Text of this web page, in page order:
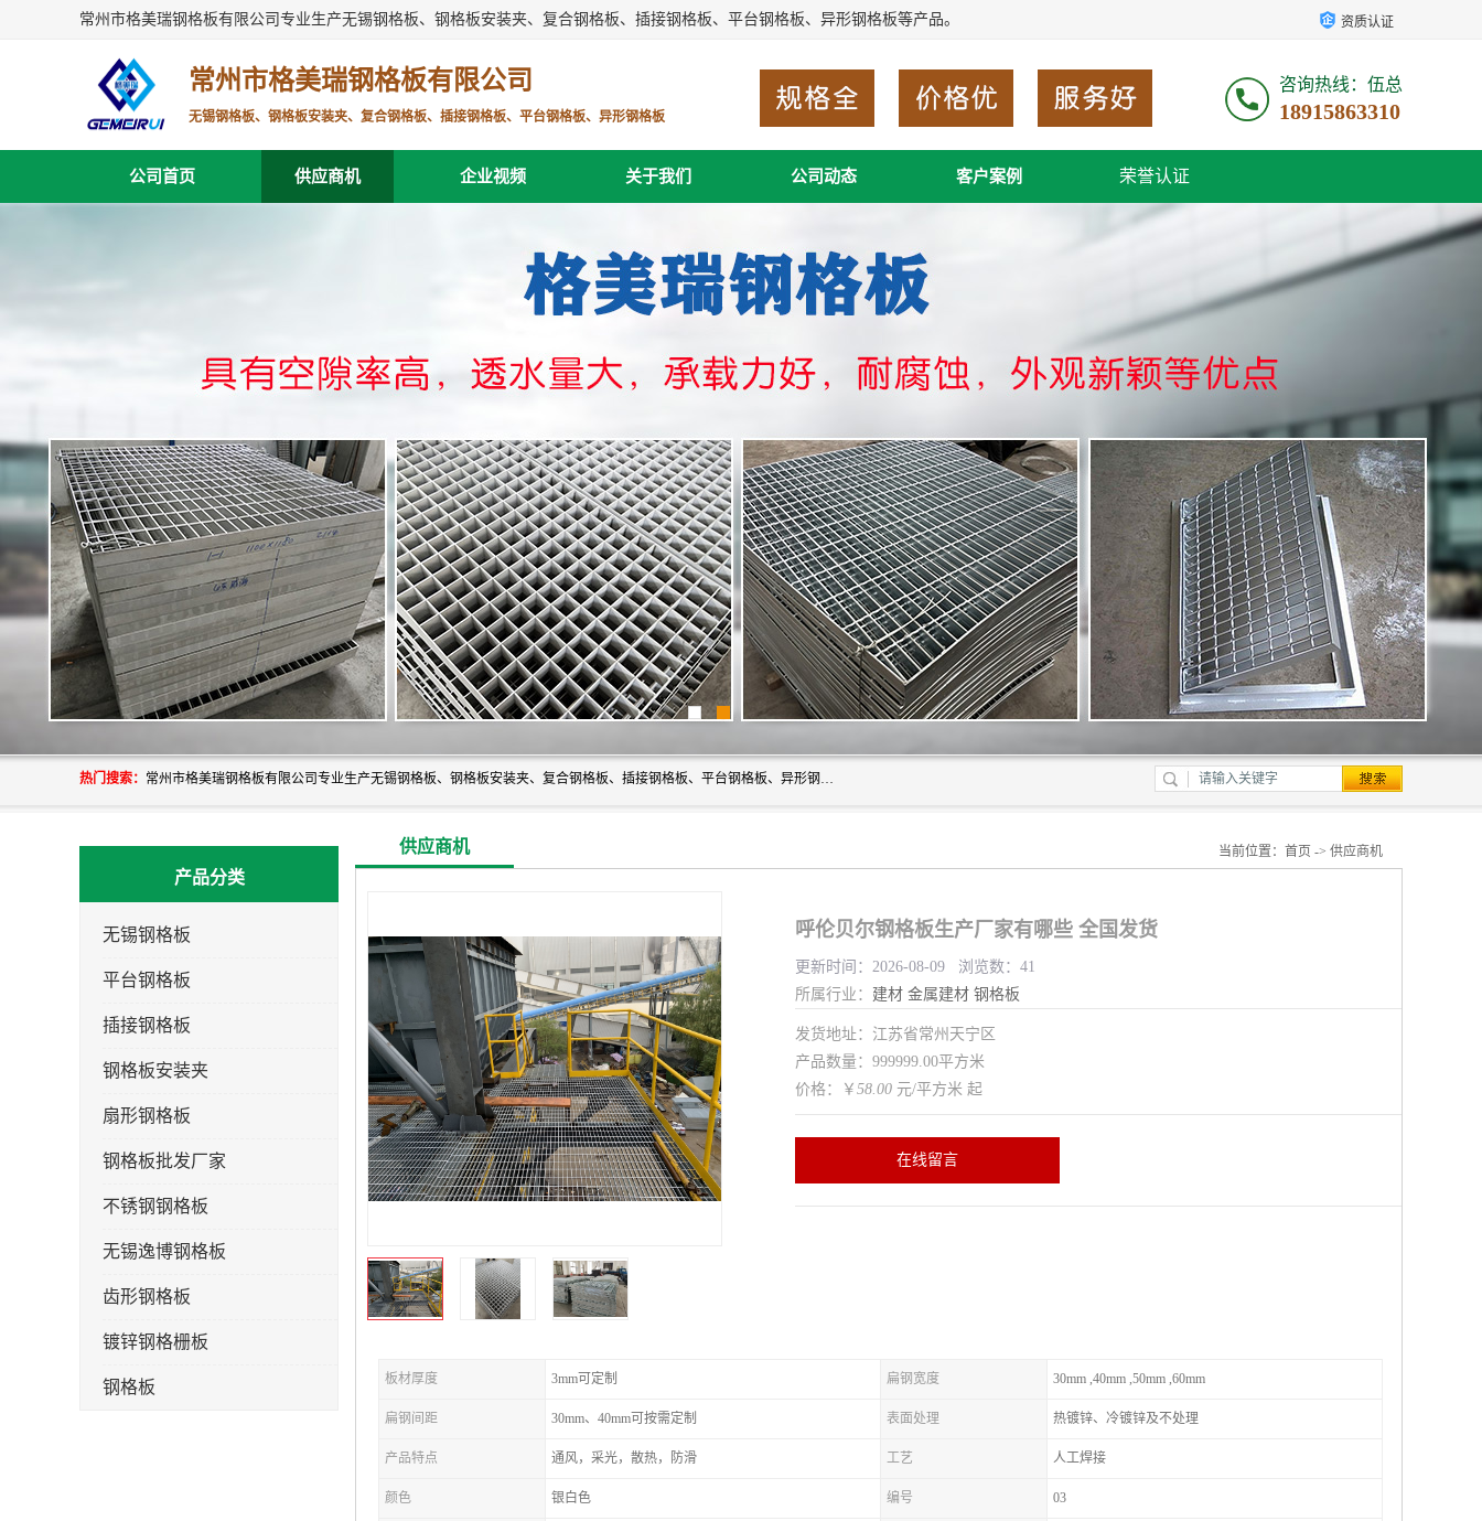
常州市格美瑞钢格板有限公司专业生产无锡钢格板、钢格板安装夹、复合钢格板、插接钢格板、平台钢格板、异形钢格板等产品。 资质认证
常州市格美瑞钢格板有限公司
无锡钢格板、钢格板安装夹、复合钢格板、插接钢格板、平台钢格板、异形钢格板
咨询热线：伍总
18915863310
公司首页 供应商机 企业视频 关于我们 公司动态 客户案例 荣誉认证
热门搜索： 常州市格美瑞钢格板有限公司专业生产无锡钢格板、钢格板安装夹、复合钢格板、插接钢格板、平台钢格板、异形钢格板等产品。
产品分类
无锡钢格板
平台钢格板
插接钢格板
钢格板安装夹
扇形钢格板
钢格板批发厂家
不锈钢钢格板
无锡逸博钢格板
齿形钢格板
镀锌钢格栅板
钢格板
供应商机 当前位置： 首页 -> 供应商机
呼伦贝尔钢格板生产厂家有哪些 全国发货
更新时间：2026-08-09 浏览数：41
所属行业： 建材 金属建材 钢格板
发货地址：江苏省常州天宁区
产品数量：999999.00平方米
价格：￥ 58.00 元/平方米 起
在线留言
板材厚度 3mm可定制 扁钢宽度 30mm ,40mm ,50mm ,60mm
扁钢间距 30mm、40mm可按需定制 表面处理 热镀锌、冷镀锌及不处理
产品特点 通风，采光，散热，防滑 工艺 人工焊接
颜色 银白色 编号 03